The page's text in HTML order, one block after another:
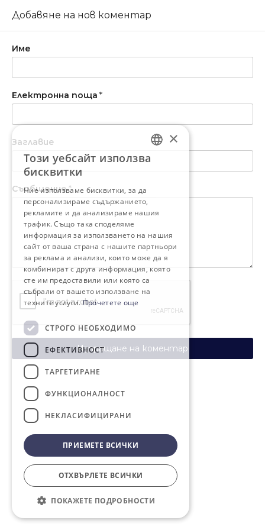
Добавяне на нов коментар
Име
Електронна поща *
Заглавие
Съобщение*
Изпращане на коментар
BULGARIAN
×
Този уебсайт използва
бисквитки
Ние използваме бисквитки, за да
персонализираме съдържанието,
рекламите и да анализираме нашия
трафик. Също така споделяме
информация за използването на нашия
сайт от ваша страна с нашите партньори
за реклама и анализи, които може да я
комбинират с друга информация, която
сте им предоставили или която са
събрали от вашето използване на
техните услуги.Прочетете още
СТРОГО НЕОБХОДИМО
ЕФЕКТИВНОСТ
ТАРГЕТИРАНЕ
ФУНКЦИОНАЛНОСТ
НЕКЛАСИФИЦИРАНИ
ПРИЕМЕТЕ ВСИЧКИ
ОТХВЪРЛЕТЕ ВСИЧКИ
ПОКАЖЕТЕ ПОДРОБНОСТИ